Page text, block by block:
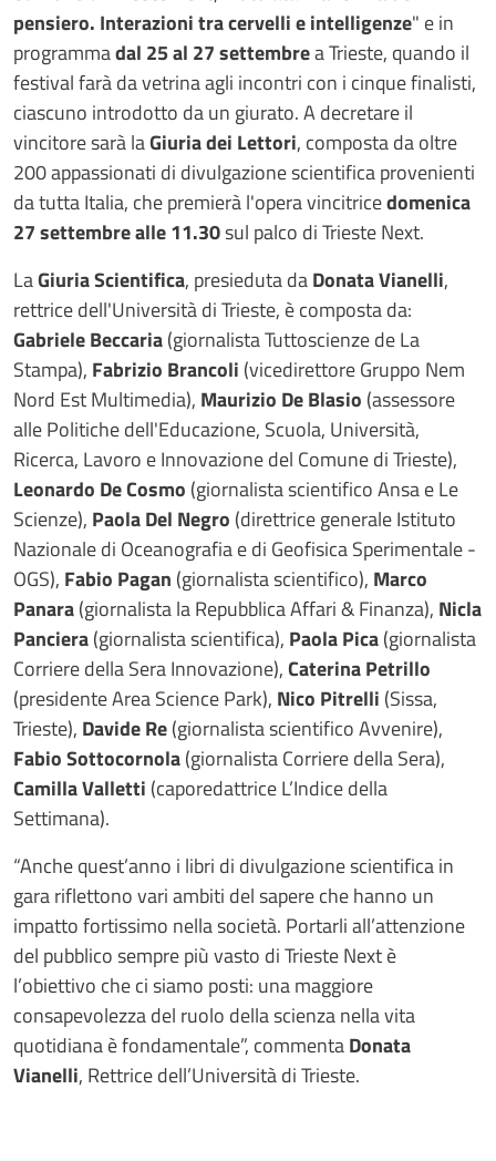
pensiero. Interazioni tra cervelli e intelligenze" e in
programmadal 25 al 27 settembrea Trieste, quando il
festival farà da vetrina agli incontri con i cinque finalisti,
ciascuno introdotto da un giurato. A decretare il
vincitore sarà laGiuria dei Lettori, composta da oltre
200 appassionati di divulgazione scientifica provenienti
da tutta Italia, che premierà l'opera vincitricedomenica
27 settembre alle 11.30sul palco di Trieste Next.
LaGiuria Scientifica, presieduta daDonata Vianelli,
rettrice dell'Università di Trieste, è composta da:
Gabriele Beccaria(giornalista Tuttoscienze de La
Stampa), Fabrizio Brancoli (vicedirettore Gruppo Nem
Nord Est Multimedia), Maurizio De Blasio (assessore
alle Politiche dell'Educazione, Scuola, Università,
Ricerca, Lavoro e Innovazione del Comune di Trieste),
Leonardo De Cosmo (giornalista scientifico Ansa e Le
Scienze), Paola Del Negro (direttrice generale Istituto
Nazionale di Oceanografia e di Geofisica Sperimentale -
OGS), Fabio Pagan (giornalista scientifico), Marco
Panara(giornalista la Repubblica Affari & Finanza), Nicla
Panciera(giornalista scientifica), Paola Pica(giornalista
Corriere della Sera Innovazione),Caterina Petrillo
(presidente Area Science Park), Nico Pitrelli (Sissa,
Trieste), Davide Re(giornalista scientifico Avvenire),
Fabio Sottocornola(giornalista Corriere della Sera),
Camilla Valletti (caporedattrice L’Indice della
Settimana).
“Anche quest’anno i libri di divulgazione scientifica in
gara riflettono vari ambiti del sapere che hanno un
impatto fortissimo nella società. Portarli all’attenzione
del pubblico sempre più vasto di Trieste Next è
l’obiettivo che ci siamo posti: una maggiore
consapevolezza del ruolo della scienza nella vita
quotidiana è fondamentale”, commentaDonata
Vianelli, Rettrice dell’Università di Trieste.